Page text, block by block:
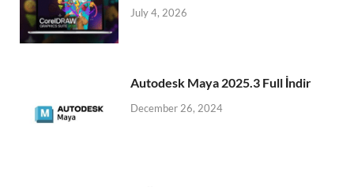
July 4, 2026
Autodesk Maya 2025.3 Full İndir
December 26, 2024